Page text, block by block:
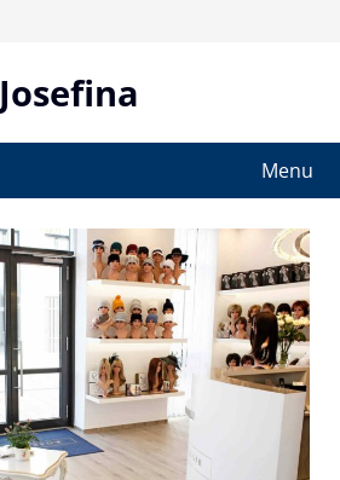
Josefina
Menu